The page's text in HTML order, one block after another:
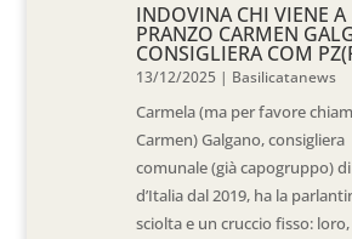
INDOVINA CHI VIENE A
PRANZO CARMEN
CONSIGLIERA COM
13/12/2025 | Basilicatanews
Carmela (ma per favore
Carmen) Galgano, consigliera
comunale (già capogruppo)
d’Italia dal 2019, ha la
sciolta e un cruccio fisso: